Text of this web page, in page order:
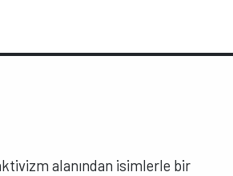
alanından isimlerle bir